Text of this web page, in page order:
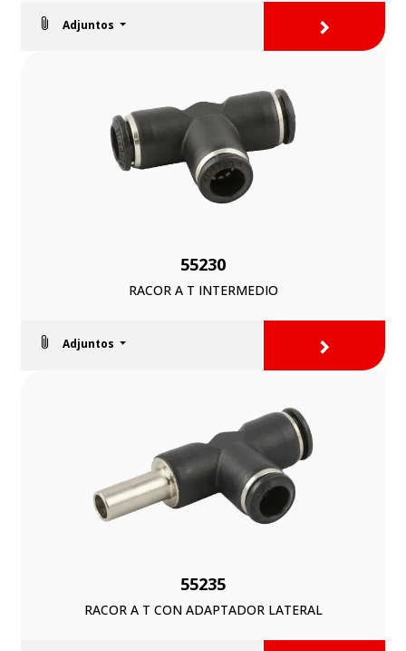
Adjuntos >
55230
RACOR A T INTERMEDIO
Adjuntos >
55235
RACOR A T CON ADAPTADOR LATERAL